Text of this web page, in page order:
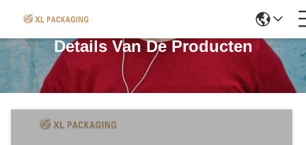
Details Van De Producten